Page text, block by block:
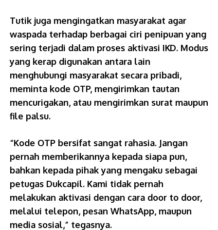
Tutik juga mengingatkan masyarakat agar
waspada terhadap berbagai ciri penipuan yang
sering terjadi dalam proses aktivasi IKD. Modus
yang kerap digunakan antara lain
menghubungi masyarakat secara pribadi,
meminta kode OTP, mengirimkan tautan
mencurigakan, atau mengirimkan surat maupun
file palsu.
“Kode OTP bersifat sangat rahasia. Jangan
pernah memberikannya kepada siapa pun,
bahkan kepada pihak yang mengaku sebagai
petugas Dukcapil. Kami tidak pernah
melakukan aktivasi dengan cara door to door,
melalui telepon, pesan WhatsApp, maupun
media sosial,” tegasnya.